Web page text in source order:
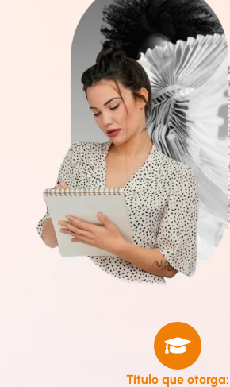
Título que otorga: